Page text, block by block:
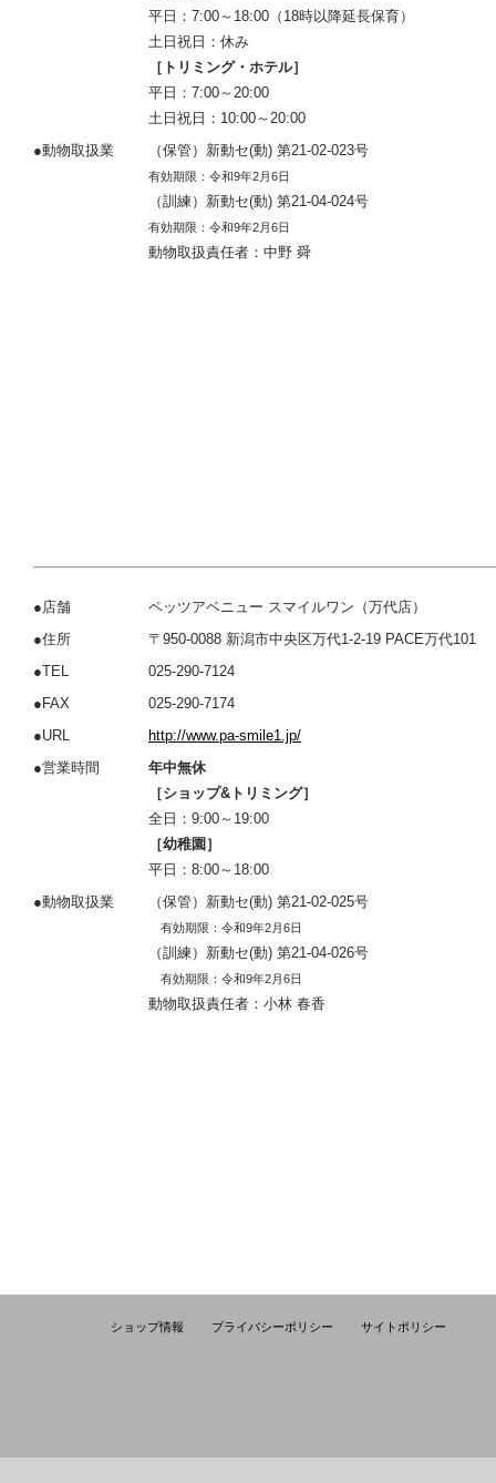
平日：7:00～18:00（18時以降延長保育）
土日祝日：休み
［トリミング・ホテル］
平日：7:00～20:00
土日祝日：10:00～20:00
●動物取扱業
（保管）新動セ(動) 第21-02-023号
有効期限：令和9年2月6日
（訓練）新動セ(動) 第21-04-024号
有効期限：令和9年2月6日
動物取扱責任者：中野 舜
●店舗
ペッツアベニュー スマイルワン（万代店）
●住所
〒950-0088 新潟市中央区万代1-2-19 PACE万代101
●TEL
025-290-7124
●FAX
025-290-7174
●URL
http://www.pa-smile1.jp/
●営業時間
年中無休
［ショップ&トリミング］
全日：9:00～19:00
［幼稚園］
平日：8:00～18:00
●動物取扱業
（保管）新動セ(動) 第21-02-025号
有効期限：令和9年2月6日
（訓練）新動セ(動) 第21-04-026号
有効期限：令和9年2月6日
動物取扱責任者：小林 春香
ショップ情報 プライバシーポリシー サイトポリシー